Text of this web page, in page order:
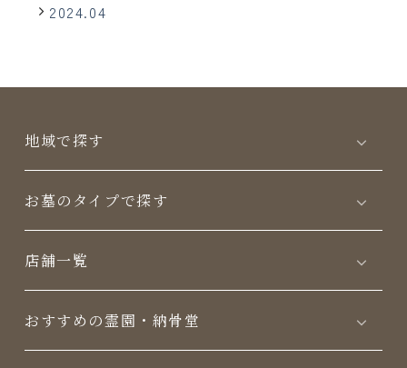
2024.04
地域で探す
お墓のタイプで探す
店舗一覧
おすすめの霊園・納骨堂